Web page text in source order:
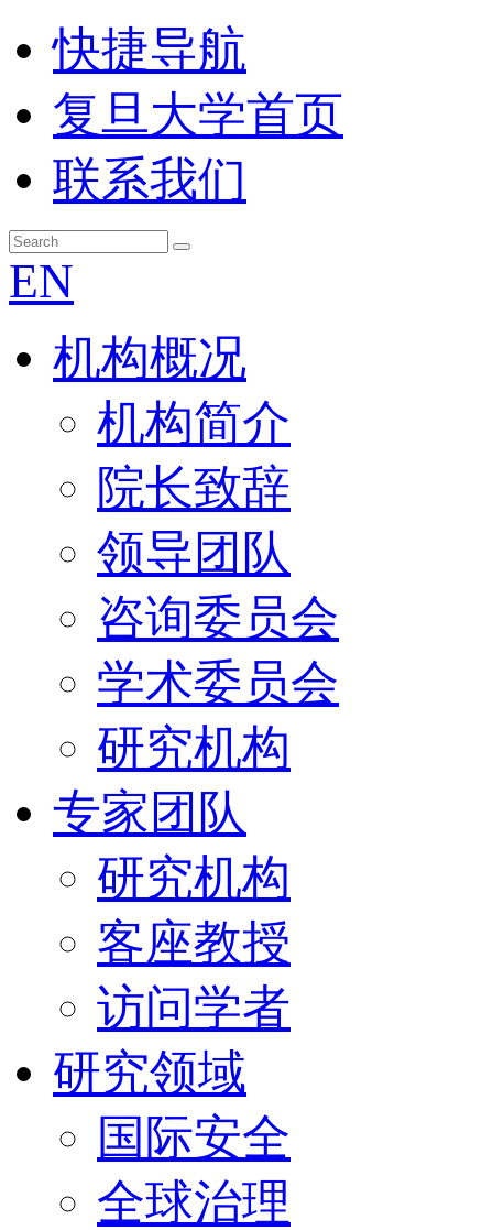
快捷导航
复旦大学首页
联系我们
EN
机构概况
机构简介
院长致辞
领导团队
咨询委员会
学术委员会
研究机构
专家团队
研究机构
客座教授
访问学者
研究领域
国际安全
全球治理